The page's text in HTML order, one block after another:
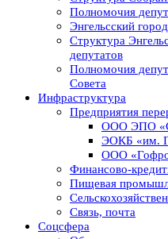
Полномочия
Энгельсский
Структура
депутатов
Полномочия
Совета
Инфраструктура
Предприятия
ООО ЭПО
ЭОКБ «им.
ООО
Финансово-
Пищевая
Связь, почта
Соцсфера